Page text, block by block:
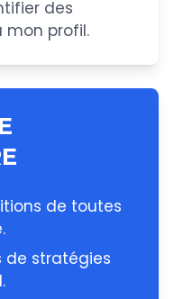
des
profil.
de toutes
de stratégies